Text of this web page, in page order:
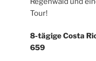
Tour!
8-tägige Costa
659